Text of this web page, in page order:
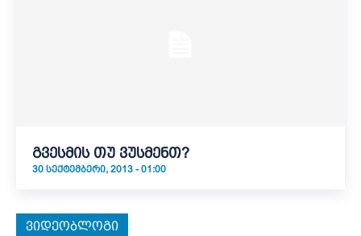
გვესმის თუ ვუსმენთ?
30 ᲡᲔᲥᲢᲔᲛᲑᲔᲠᲘ, 2013 - 01:00
ვიდეობლოგი